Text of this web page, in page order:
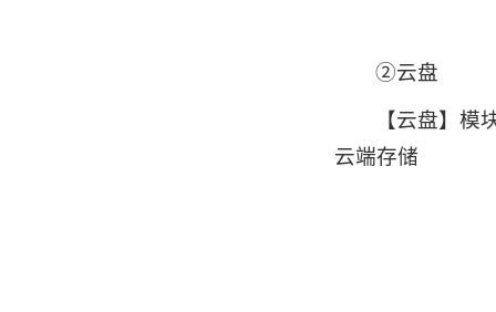
②云盘
【云盘】
云端存储